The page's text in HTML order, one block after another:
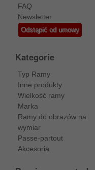
FAQ
Newsletter
Odstąpić od umowy
Kategorie
Typ Ramy
Inne produkty
Wielkość ramy
Marka
Ramy do obrazów na
wymiar
Passe-partout
Akcesoria